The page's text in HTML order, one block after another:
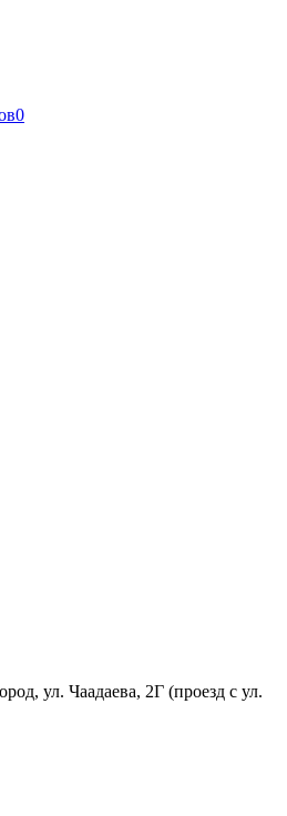
0
ул. Чаадаева, 2Г (проезд с ул.